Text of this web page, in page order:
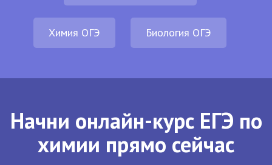
Химия ОГЭ Биология ОГЭ
Начни онлайн-курс ЕГЭ по
химии прямо сейчас